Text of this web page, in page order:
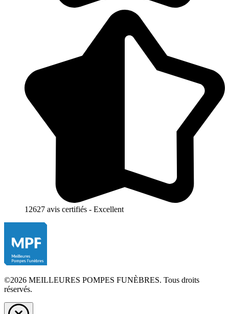
12627 avis certifiés - Excellent
©2026 MEILLEURES POMPES FUNÈBRES. Tous droits
réservés.